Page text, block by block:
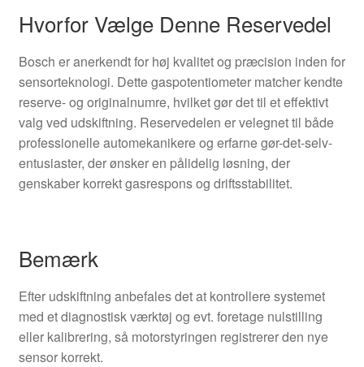
Hvorfor Vælge Denne Reservedel
Bosch er anerkendt for høj kvalitet og præcision inden for
sensorteknologi. Dette gaspotentiometer matcher kendte
reserve- og originalnumre, hvilket gør det til et effektivt
valg ved udskiftning. Reservedelen er velegnet til både
professionelle automekanikere og erfarne gør-det-selv-
entusiaster, der ønsker en pålidelig løsning, der
genskaber korrekt gasrespons og driftsstabilitet.
Bemærk
Efter udskiftning anbefales det at kontrollere systemet
med et diagnostisk værktøj og evt. foretage nulstilling
eller kalibrering, så motorstyringen registrerer den nye
sensor korrekt.